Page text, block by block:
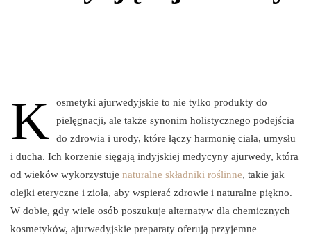
K
osmetyki ajurwedyjskie to nie tylko produkty do
pielęgnacji, ale także synonim holistycznego podejścia
do zdrowia i urody, które łączy harmonię ciała, umysłu
i ducha. Ich korzenie sięgają indyjskiej medycyny ajurwedy, która
od wieków wykorzystuje naturalne składniki roślinne, takie jak
olejki eteryczne i zioła, aby wspierać zdrowie i naturalne piękno.
W dobie, gdy wiele osób poszukuje alternatyw dla chemicznych
kosmetyków, ajurwedyjskie preparaty oferują przyjemne